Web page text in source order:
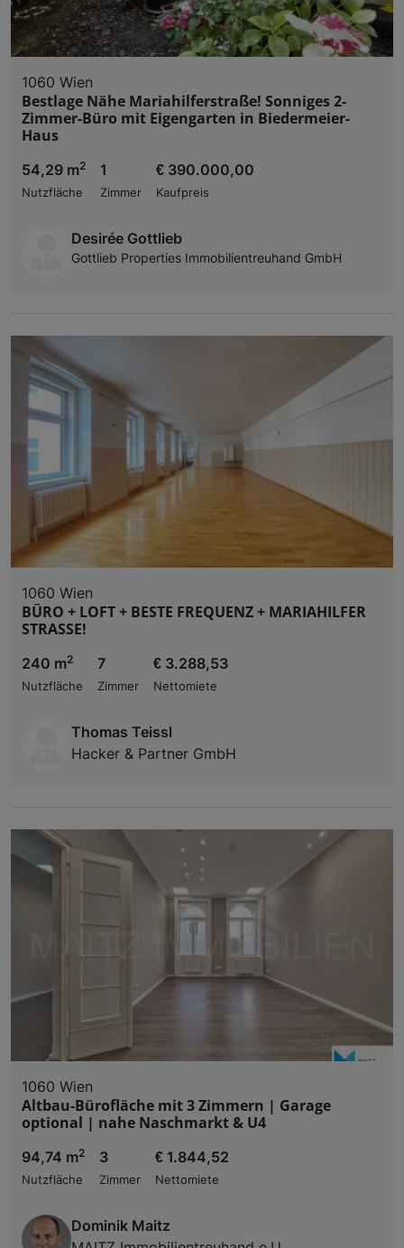
1060 Wien
Bestlage Nähe Mariahilferstraße! Sonniges 2-
Zimmer-Büro mit Eigengarten in Biedermeier-
Haus
54,29 m2
Nutzfläche
1
Zimmer
€ 390.000,00
Kaufpreis
Desirée Gottlieb
Gottlieb Properties Immobilientreuhand GmbH
1060 Wien
BÜRO + LOFT + BESTE FREQUENZ + MARIAHILFER
STRASSE!
240 m2
Nutzfläche
7
Zimmer
€ 3.288,53
Nettomiete
Thomas Teissl
Hacker & Partner GmbH
1060 Wien
Altbau-Bürofläche mit 3 Zimmern | Garage
optional | nahe Naschmarkt & U4
94,74 m2
Nutzfläche
3
Zimmer
€ 1.844,52
Nettomiete
Dominik Maitz